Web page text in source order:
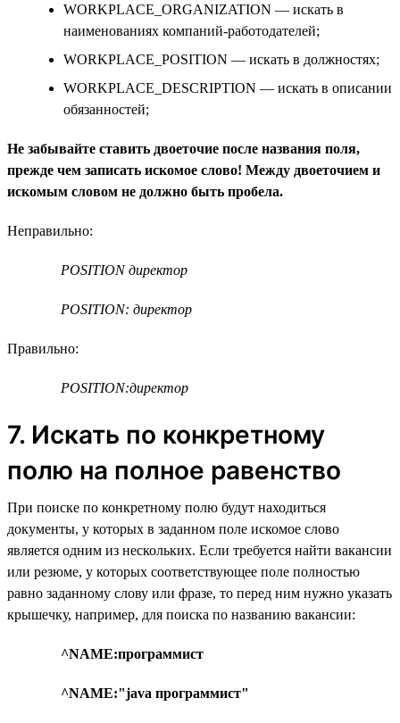
WORKPLACE_ORGANIZATION — искать в
наименованиях компаний-работодателей;
WORKPLACE_POSITION — искать в должностях;
WORKPLACE_DESCRIPTION — искать в описании
обязанностей;
Не забывайте ставить двоеточие после названия поля,
прежде чем записать искомое слово! Между двоеточием и
искомым словом не должно быть пробела.
Неправильно:
POSITION директор
POSITION: директор
Правильно:
POSITION:директор
7. Искать по конкретному
полю на полное равенство
При поиске по конкретному полю будут находиться
документы, у которых в заданном поле искомое слово
является одним из нескольких. Если требуется найти вакансии
или резюме, у которых соответствующее поле полностью
равно заданному слову или фразе, то перед ним нужно указать
крышечку, например, для поиска по названию вакансии:
^NAME:программист
^NAME:"java программист"